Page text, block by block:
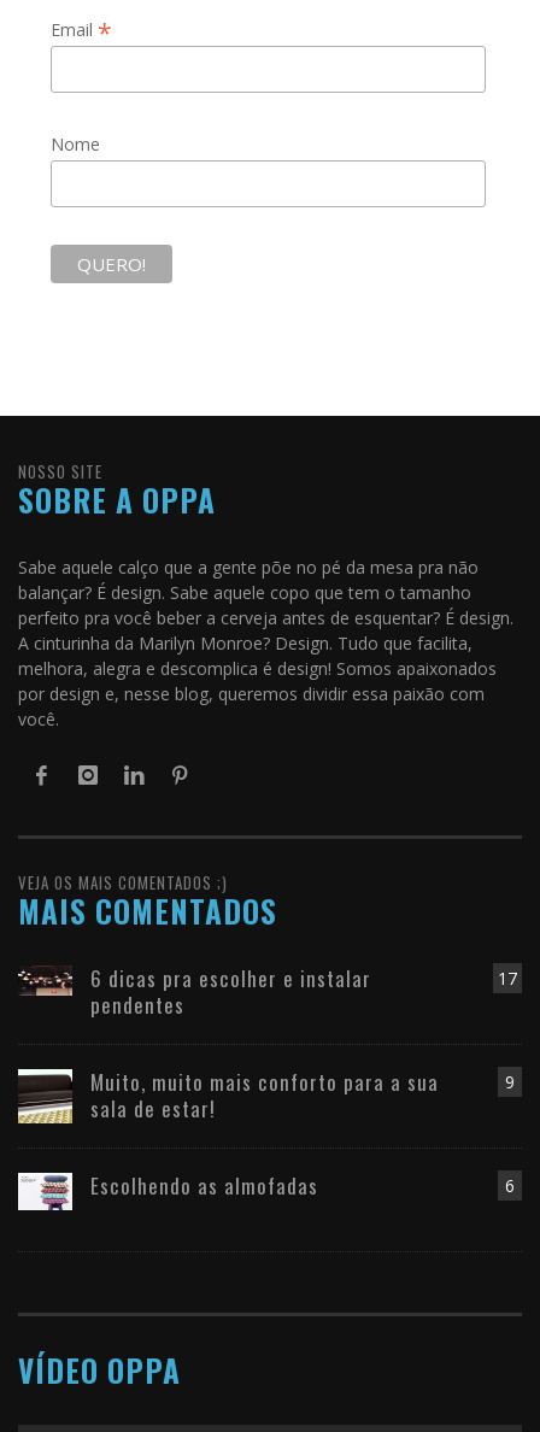
Email *
Nome
NOSSO SITE
SOBRE A OPPA
Sabe aquele calço que a gente põe no pé da mesa pra não
balançar? É design. Sabe aquele copo que tem o tamanho
perfeito pra você beber a cerveja antes de esquentar? É design.
A cinturinha da Marilyn Monroe? Design. Tudo que facilita,
melhora, alegra e descomplica é design! Somos apaixonados
por design e, nesse blog, queremos dividir essa paixão com
você.
VEJA OS MAIS COMENTADOS ;)
MAIS COMENTADOS
17
6 dicas pra escolher e instalar
pendentes
9
Muito, muito mais conforto para a sua
sala de estar!
6
Escolhendo as almofadas
VÍDEO OPPA